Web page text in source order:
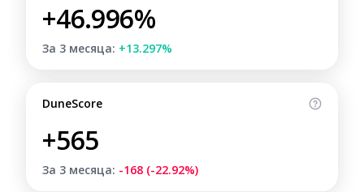
+46.996%
За 3 месяца: +13.297%
DuneScore
+565
За 3 месяца: -168 (-22.92%)